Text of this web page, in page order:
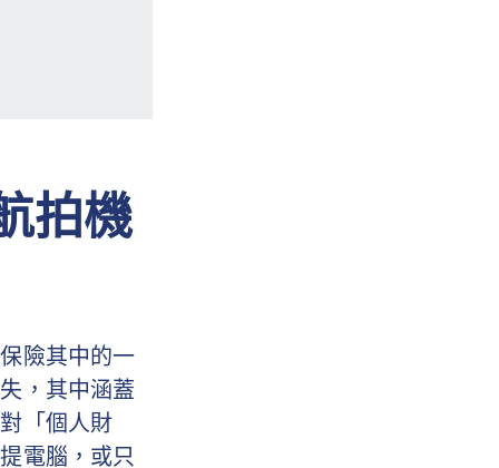
拍機
險其中的一
，其中涵蓋
「個人財
電腦，或只